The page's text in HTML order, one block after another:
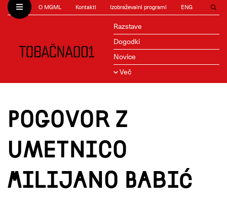
O MGML Kontakti Izobraževalni programi ENG
Razstave
Dogodki
Novice
Več
Pogovor z
umetnico
Milijano Babić